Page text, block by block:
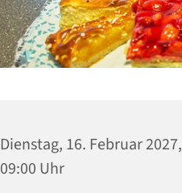
Dienstag, 16. Februar 2027,
09:00 Uhr